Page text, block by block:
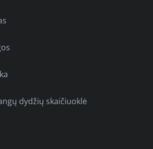
dydžių skaičiuoklė